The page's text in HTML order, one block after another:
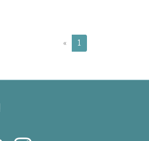
« 1